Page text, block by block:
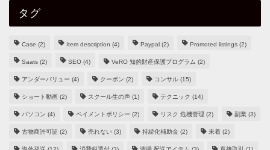
タグ
Case (2) Item description (4) Paypal (2) Promoted listings (2)
Saats (2) SEO (4) VeRO 知的財産保護プログラム (2)
アンダーバリュー (4) クーポン (2) コンサル (15)
ショート動画 (2) スクール生の声 (1) テクニック (14)
パソコン (4) ペイメントポリシー (2) リスク 危機管理 (2) 副業 (3)
古物商許可証 (2) 売れない (3) 持続化補助金 (2) 未着 (2)